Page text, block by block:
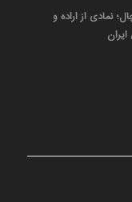
نمادی از اراده و